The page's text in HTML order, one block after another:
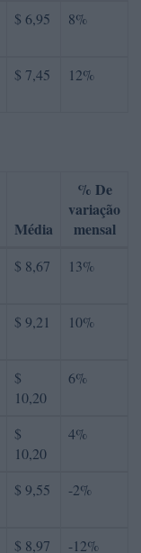
$ 6,95 8%
$ 7,45 12%
Média
% De
variação
mensal
$ 8,67 13%
$ 9,21 10%
$
10,20
6%
$
10,20
4%
$ 9,55 -2%
$ 8,97 -12%